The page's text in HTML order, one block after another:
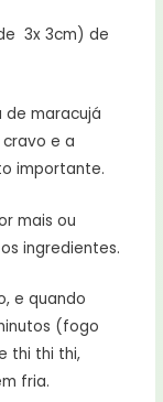
3x 3cm) de
de maracujá
e a
importante.
mais ou
ingredientes.
e quando
(fogo
thi thi thi,
fria.